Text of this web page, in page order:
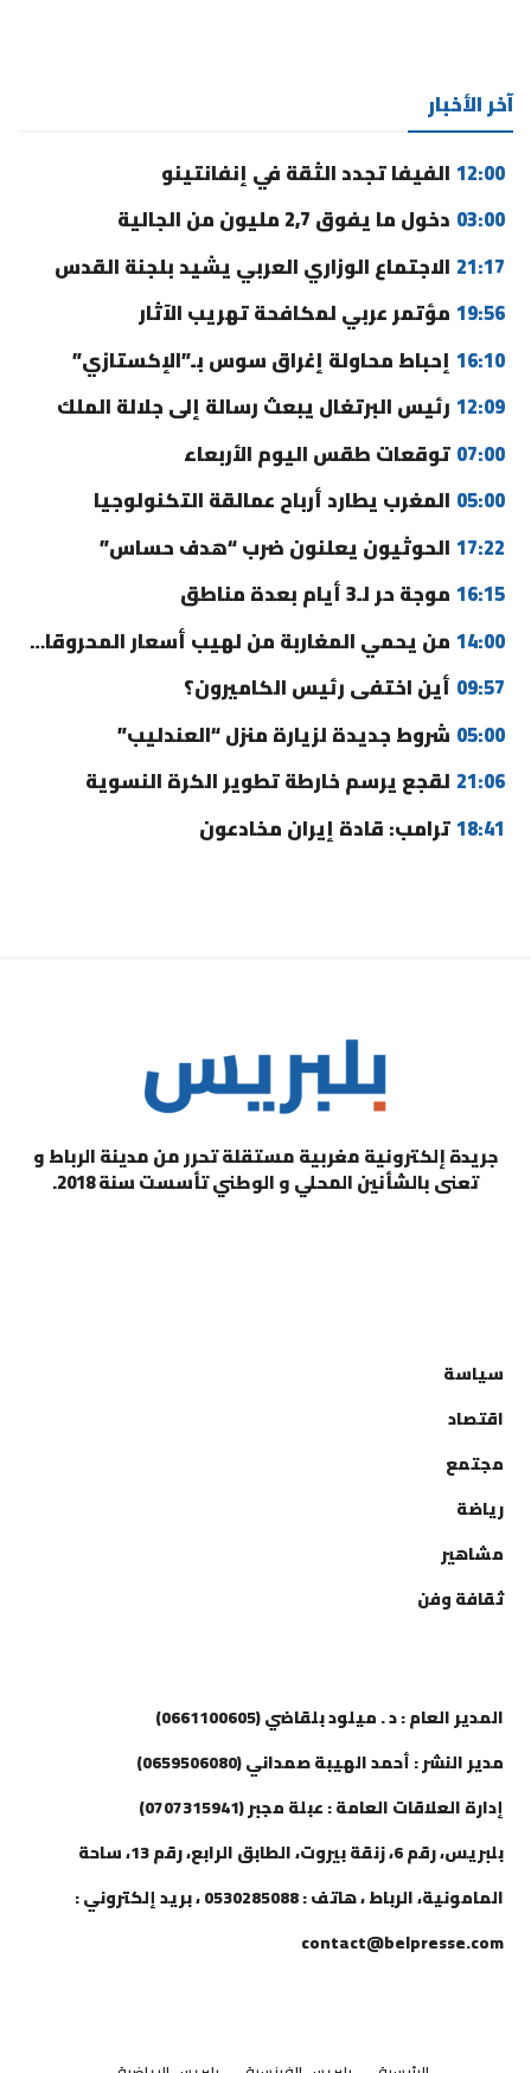
آخر الأخبار
12:00 الفيفا تجدد الثقة في إنفانتينو
03:00 دخول ما يفوق 2,7 مليون من الجالية
21:17 الاجتماع الوزاري العربي يشيد بلجنة القدس
19:56 مؤتمر عربي لمكافحة تهريب الآثار
16:10 إحباط محاولة إغراق سوس بـ”الإكستازي”
12:09 رئيس البرتغال يبعث رسالة إلى جلالة الملك
07:00 توقعات طقس اليوم الأربعاء
05:00 المغرب يطارد أرباح عمالقة التكنولوجيا
17:22 الحوثيون يعلنون ضرب “هدف حساس”
16:15 موجة حر لـ3 أيام بعدة مناطق
14:00 من يحمي المغاربة من لهيب أسعار المحروقات؟
09:57 أين اختفى رئيس الكاميرون؟
05:00 شروط جديدة لزيارة منزل “العندليب”
21:06 لقجع يرسم خارطة تطوير الكرة النسوية
18:41ترامب: قادة إيران مخادعون
جريدة إلكترونية مغربية مستقلة تحرر من مدينة الرباط و
تعنى بالشأنين المحلي و الوطني تأسست سنة 2018.
سياسة
اقتصاد
مجتمع
رياضة
مشاهير
ثقافة وفن
المدير العام : د . ميلود بلقاضي (0661100605)
مدير النشر : أحمد الهيبة صمداني (0659506080)
إدارة العلاقات العامة : عبلة مجبر (0707315941)
بلبريس، رقم 6، زنقة بيروت، الطابق الرابع، رقم 13، ساحة
المامونية، الرباط ، هاتف : 0530285088 ، بريد إلكتروني :
contact@belpresse.com